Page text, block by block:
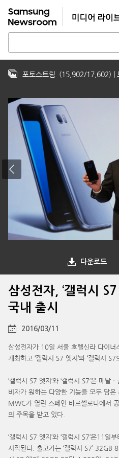
포토스트림 (15,902/17,602)
다운로드
삼성전자, ‘갤럭시 S7
국내 출시
2016/03/11
삼성전자가 10일 서울 호텔신라 다이너
개최하고 ‘갤럭시 S7 엣지’와 ‘갤럭시
‘갤럭시 S7 엣지’와 ‘갤럭시 S7’은 메탈
비자가 원하는 다양한 기능을 모두 담
MWC가 열린 스페인 바르셀로나에서
의 주목을 받고 있다.
‘갤럭시 S7 엣지’와 ‘갤럭시 S7’은11일
시작된다. 출고가는 ‘갤럭시 S7’